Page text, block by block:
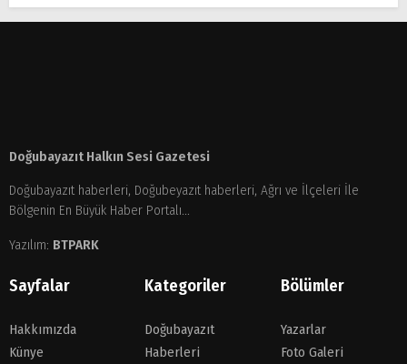
Doğubayazıt Halkın Sesi Gazetesi
Doğubayazıt haberleri, Doğubeyazıt haberleri, Ağrı ve İlçeleri İle
Bölgenin En Büyük Haber Portalı...
Yazılım: BTPARK
Sayfalar
Hakkımızda
Künye
Kategoriler
Doğubayazıt
Haberleri
Bölümler
Yazarlar
Foto Galeri